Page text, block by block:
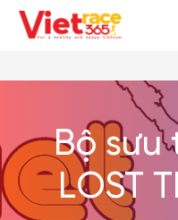
Bộ sưu
LOST